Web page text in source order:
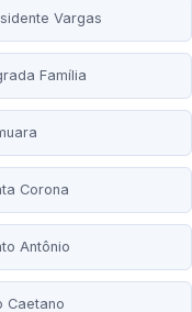
Vargas
Família
Corona
Antônio
Caetano